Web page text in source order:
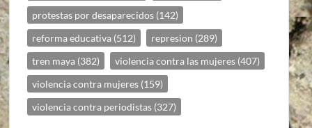
protestas por desaparecidos (142)
reforma educativa (512) represion (289)
tren maya (382) violencia contra las mujeres (407)
violencia contra mujeres (159)
violencia contra periodistas (327)